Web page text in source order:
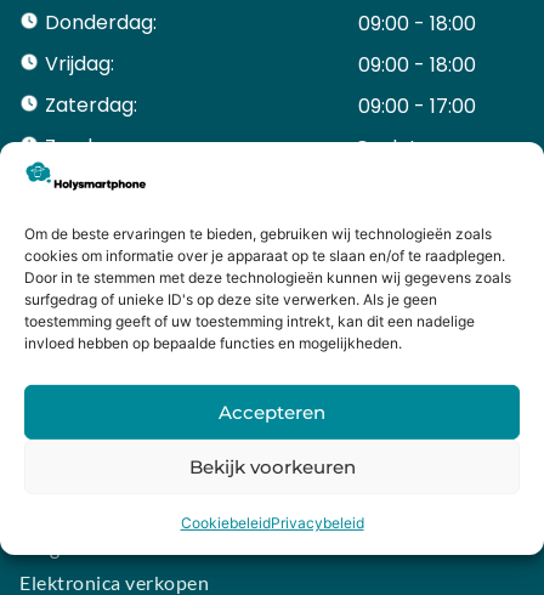
Om de beste ervaringen te bieden, gebruiken wij technologieën zoals
cookies om informatie over je apparaat op te slaan en/of te raadplegen.
Door in te stemmen met deze technologieën kunnen wij gegevens zoals
surfgedrag of unieke ID's op deze site verwerken. Als je geen
toestemming geeft of uw toestemming intrekt, kan dit een nadelige
invloed hebben op bepaalde functies en mogelijkheden.
Accepteren
Bekijk voorkeuren
CookiebeleidPrivacybeleid
Donderdag:
09:00 - 18:00
Vrijdag:
09:00 - 18:00
Zaterdag:
09:00 - 17:00
Zondag:
Gesloten ​ ​ ​ ​ ​ ​ ​
ACCOUNT
Bestellingen
Mijn winkelwagen
HANDIGE LINKS
Levering en retourneren
iPhone laten maken
Samsung smartphone laten maken
Elektronica verkopen